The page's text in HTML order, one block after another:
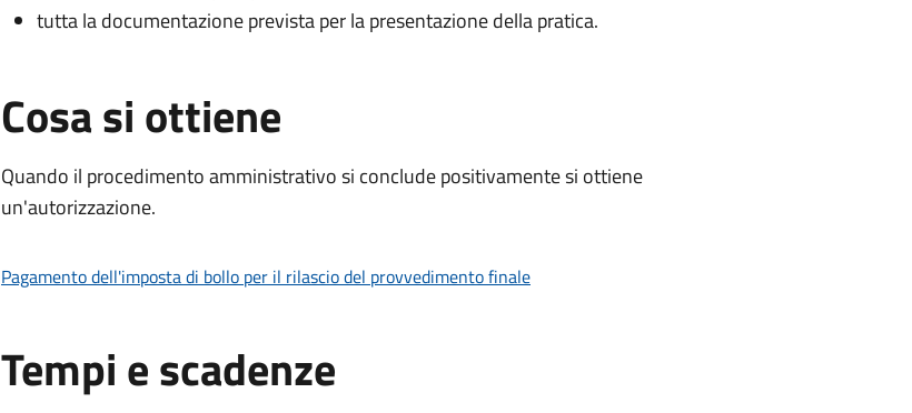
tutta la documentazione prevista per la presentazione della pratica.
Cosa si ottiene
Quando il procedimento amministrativo si conclude positivamente si ottiene
un'autorizzazione.
Pagamento dell'imposta di bollo per il rilascio del provvedimento finale
Tempi e scadenze